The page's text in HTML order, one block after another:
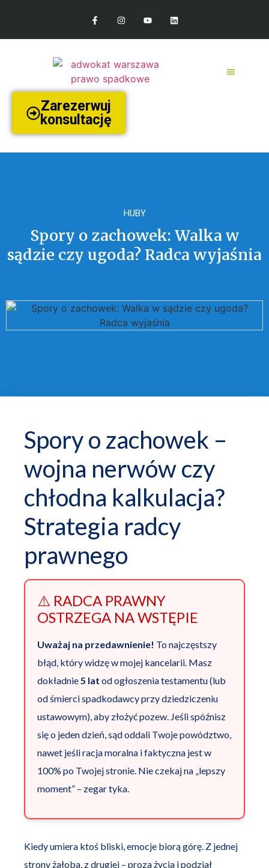
Zarezerwuj
konsultację
HUBY
Spory o zachowek: Walka w
sądzie czy ugoda? Radca wyjaśnia
Spory o zachowek –
wojna nerwów czy
chłodna kalkulacja?
Strategia radcy
prawnego
⚠️ RADCA PRAWNY
OSTRZEGA NA WSTĘPIE
Uważaj na przedawnienie! To najczęstszy
błąd, który widzę w mojej kancelarii. Masz
dokładnie5 lat od ogłoszenia testamentu (lub
od śmierci spadkodawcy przy dziedziczeniu
ustawowym), aby złożyć pozew. Jeśli spóźnisz
się o jeden dzień, sąd oddali Twoje powództwo,
nawet jeśli racja moralna i faktyczna jest w
100% po Twojej stronie. Nie czekaj na „lepszy
moment” – zegar tyka.
Kiedy umiera ktoś bliski, emocje biorą górę. Z jednej
strony żałoba, z drugiej – proza życia i podział